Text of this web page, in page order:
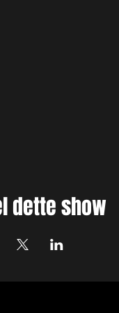
dette show